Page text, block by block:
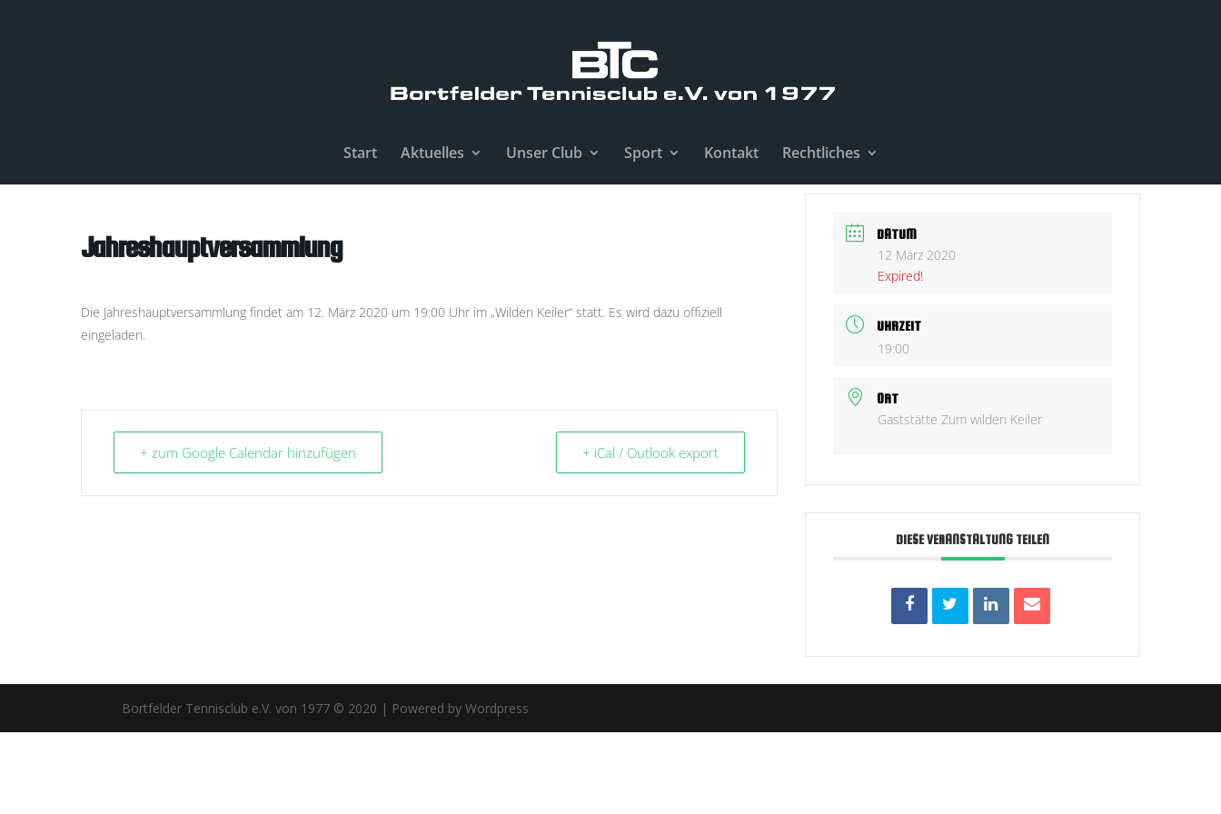
Start Aktuelles Unser Club Sport Kontakt Rechtliches
Jahreshauptversammlung
Die Jahreshauptversammlung findet am 12. März 2020 um 19:00 Uhr im „Wilden Keiler“ statt. Es wird dazu offiziell
eingeladen.
+ zum Google Calendar hinzufügen + iCal / Outlook export
DATUM
12 März 2020
Expired!
UHRZEIT
19:00
ORT
Gaststätte Zum wilden Keiler
DIESE VERANSTALTUNG TEILEN
Bortfelder Tennisclub e.V. von 1977 © 2020 | Powered by Wordpress